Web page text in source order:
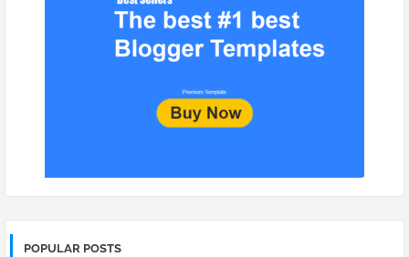
POPULAR POSTS